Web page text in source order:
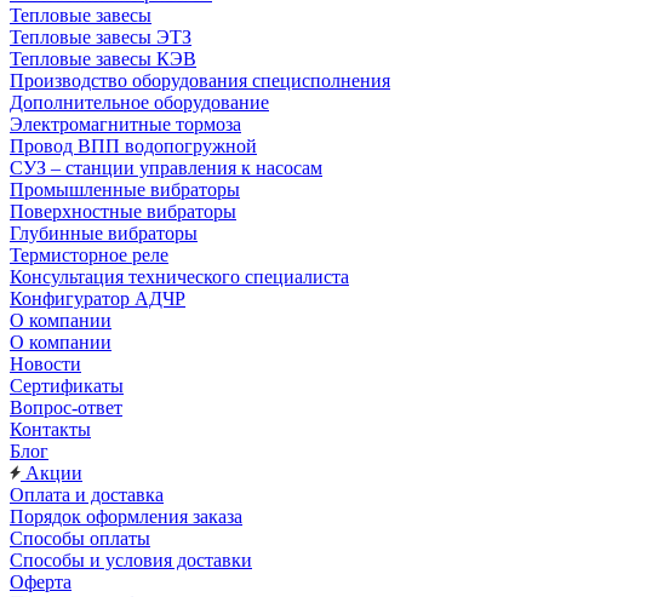
Тепловые завесы
Тепловые завесы ЭТЗ
Тепловые завесы КЭВ
Производство оборудования специсполнения
Дополнительное оборудование
Электромагнитные тормоза
Провод ВПП водопогружной
СУЗ – станции управления к насосам
Промышленные вибраторы
Поверхностные вибраторы
Глубинные вибраторы
Термисторное реле
Консультация технического специалиста
Конфигуратор АДЧР
О компании
О компании
Новости
Сертификаты
Вопрос-ответ
Контакты
Блог
Акции
Оплата и доставка
Порядок оформления заказа
Способы оплаты
Способы и условия доставки
Оферта